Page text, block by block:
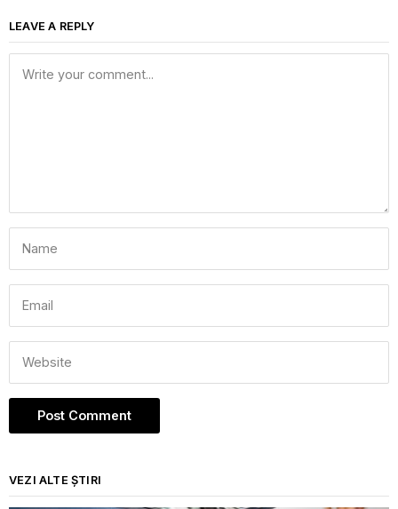
LEAVE A REPLY
VEZI ALTE ȘTIRI